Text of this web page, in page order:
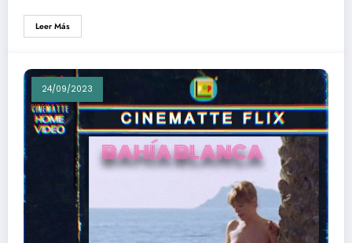
Leer Más
24/09/2023